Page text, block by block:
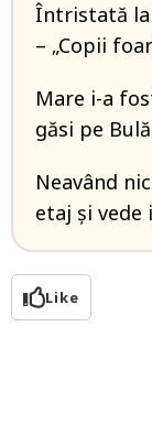
Întristată la
– „Copii
Mare i-a
găsi pe
Neavând
etaj și vede
Like